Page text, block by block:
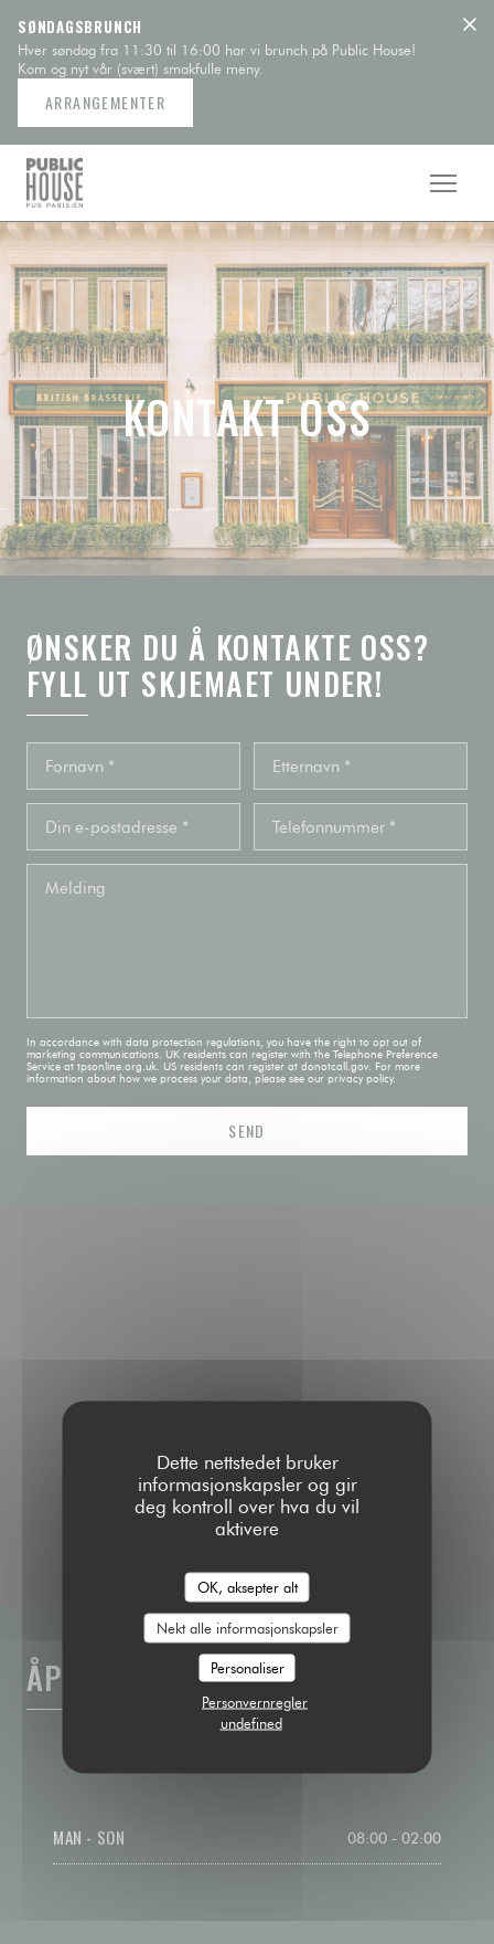
Dette nettstedet bruker
informasjonskapsler og gir
deg kontroll over hva du vil
aktivere
OK, aksepter alt
Nekt alle informasjonskapsler
Personaliser
Personvernregler
undefined
SØNDAGSBRUNCH
Hver søndag fra 11:30 til 16:00 har vi brunch på Public House!
Kom og nyt vår (svært) smakfulle meny.
ARRANGEMENTER
KONTAKT OSS
ØNSKER DU Å KONTAKTE OSS?
FYLL UT SKJEMAET UNDER!
In accordance with data protection regulations, you have the right to opt out of
marketing communications. UK residents can register with the Telephone Preference
Service at tpsonline.org.uk. US residents can register at donotcall.gov. For more
information about how we process your data, please see our privacy policy.
ÅPNINGSTIDER
MAN - SON 08:00 - 02:00